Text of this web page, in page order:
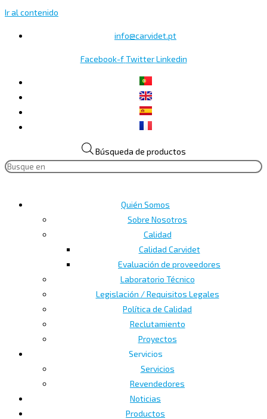
Ir al contenido
info@carvidet.pt
Facebook-f Twitter Linkedin
Búsqueda de productos
Quién Somos
Sobre Nosotros
Calidad
Calidad Carvidet
Evaluación de proveedores
Laboratorio Técnico
Legislación / Requisitos Legales
Política de Calidad
Reclutamiento
Proyectos
Servicios
Servicios
Revendedores
Noticias
Productos